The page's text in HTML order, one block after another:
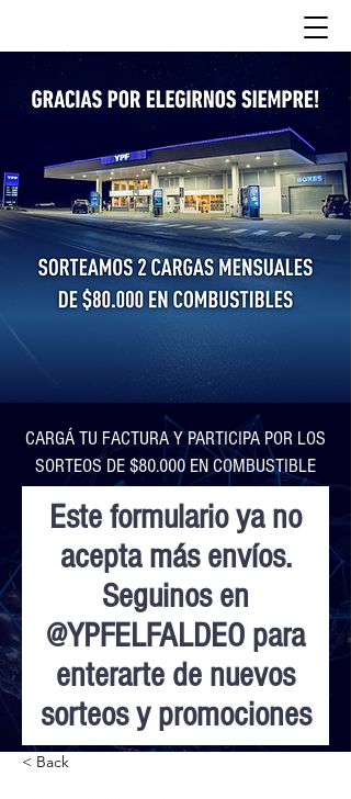
CARGÁ TU FACTURA Y PARTICIPA POR LOS
SORTEOS DE $80.000 EN COMBUSTIBLE
Este formulario ya no
acepta más envíos.
Seguinos en
@YPFELFALDEO para
enterarte de nuevos
sorteos y promociones
< Back